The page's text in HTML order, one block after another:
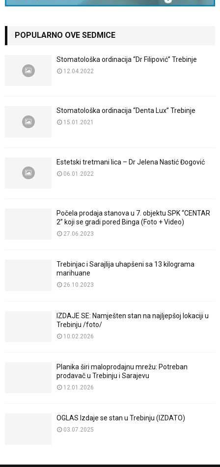
POPULARNO OVE SEDMICE
Stomatološka ordinacija “Dr Filipović” Trebinje
12.04.2022
Stomatološka ordinacija “Denta Lux” Trebinje
15.01.2021
Estetski tretmani lica – Dr Jelena Nastić Đogović
06.01.2022
Počela prodaja stanova u 7. objektu SPK “CENTAR
2” koji se gradi pored Binga (Foto + Video)
27.06.2023
Trebinjac i Sarajlija uhapšeni sa 13 kilograma
marihuane
26.10.2023
IZDAJE SE: Namješten stan na najljepšoj lokaciji u
Trebinju /foto/
10.02.2026
Planika širi maloprodajnu mrežu: Potreban
prodavač u Trebinju i Sarajevu
12.01.2026
OGLAS Izdaje se stan u Trebinju (IZDATO)
03.07.2025